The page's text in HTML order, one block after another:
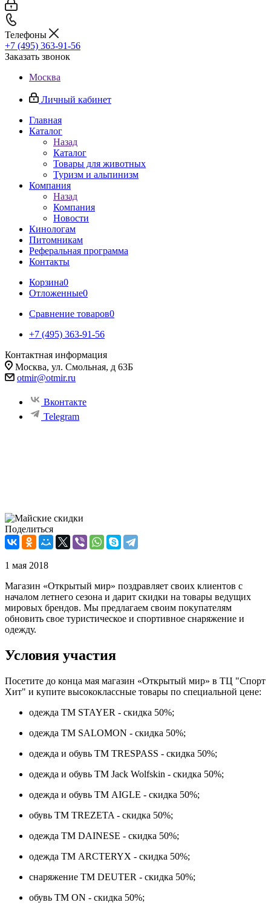
Телефоны
+7 (495) 363-91-56
Заказать звонок
Москва
Личный кабинет
Главная
Каталог
Назад
Каталог
Товары для животных
Туризм и альпинизм
Компания
Назад
Компания
Новости
Кинологам
Питомникам
Реферальная программа
Контакты
Корзина0
Отложенные0
Сравнение товаров0
+7 (495) 363-91-56
Контактная информация
Москва, ул. Смольная, д 63Б
otmir@otmir.ru
Вконтакте
Telegram
Поделиться
1 мая 2018
Магазин «Открытый мир» поздравляет своих клиентов с
началом летнего сезона и дарит скидки на товары ведущих
мировых брендов. Мы предлагаем своим покупателям
обновить свое туристическое и спортивное снаряжение и
одежду.
Условия участия
Посетите до конца мая магазин «Открытый мир» в ТЦ "Спорт
Хит" и купите высококлассные товары по специальной цене:
одежда ТМ STAYER - скидка 50%;
одежда ТМ SALOMON - скидка 50%;
одежда и обувь ТМ TRESPASS - скидка 50%;
одежда и обувь ТМ Jack Wolfskin - скидка 50%;
одежда и обувь ТМ AIGLE - скидка 50%;
обувь ТМ TREZETA - скидка 50%;
одежда ТМ DAINESE - скидка 50%;
одежда ТМ ARCTERYX - скидка 50%;
снаряжение ТМ DEUTER - скидка 50%;
обувь ТМ ON - скидка 50%;